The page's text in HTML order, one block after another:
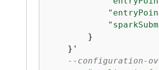
        }
    }'
--configuration-